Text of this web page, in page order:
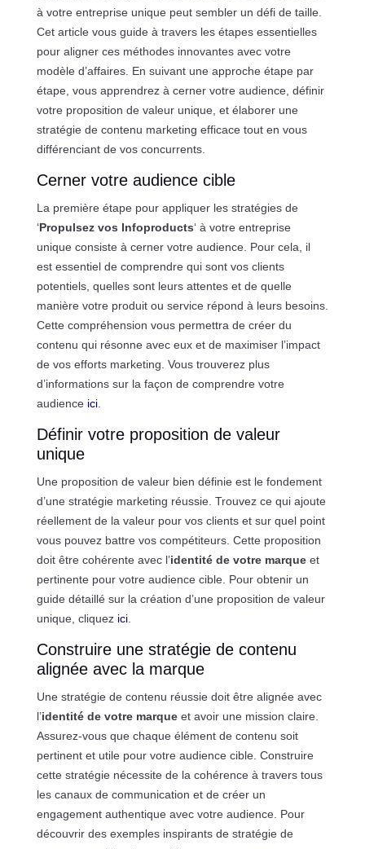
à votre entreprise unique peut sembler un défi de taille.
Cet article vous guide à travers les étapes essentielles
pour aligner ces méthodes innovantes avec votre
modèle d’affaires. En suivant une approche étape par
étape, vous apprendrez à cerner votre audience, définir
votre proposition de valeur unique, et élaborer une
stratégie de contenu marketing efficace tout en vous
différenciant de vos concurrents.
Cerner votre audience cible
La première étape pour appliquer les stratégies de
‘Propulsez vos Infoproducts‘ à votre entreprise
unique consiste à cerner votre audience. Pour cela, il
est essentiel de comprendre qui sont vos clients
potentiels, quelles sont leurs attentes et de quelle
manière votre produit ou service répond à leurs besoins.
Cette compréhension vous permettra de créer du
contenu qui résonne avec eux et de maximiser l’impact
de vos efforts marketing. Vous trouverez plus
d’informations sur la façon de comprendre votre
audience ici.
Définir votre proposition de valeur
unique
Une proposition de valeur bien définie est le fondement
d’une stratégie marketing réussie. Trouvez ce qui ajoute
réellement de la valeur pour vos clients et sur quel point
vous pouvez battre vos compétiteurs. Cette proposition
doit être cohérente avec l’identité de votre marqueet
pertinente pour votre audience cible. Pour obtenir un
guide détaillé sur la création d’une proposition de valeur
unique, cliquez ici.
Construire une stratégie de contenu
alignée avec la marque
Une stratégie de contenu réussie doit être alignée avec
l’identité de votre marqueet avoir une mission claire.
Assurez-vous que chaque élément de contenu soit
pertinent et utile pour votre audience cible. Construire
cette stratégie nécessite de la cohérence à travers tous
les canaux de communication et de créer un
engagement authentique avec votre audience. Pour
découvrir des exemples inspirants de stratégie de